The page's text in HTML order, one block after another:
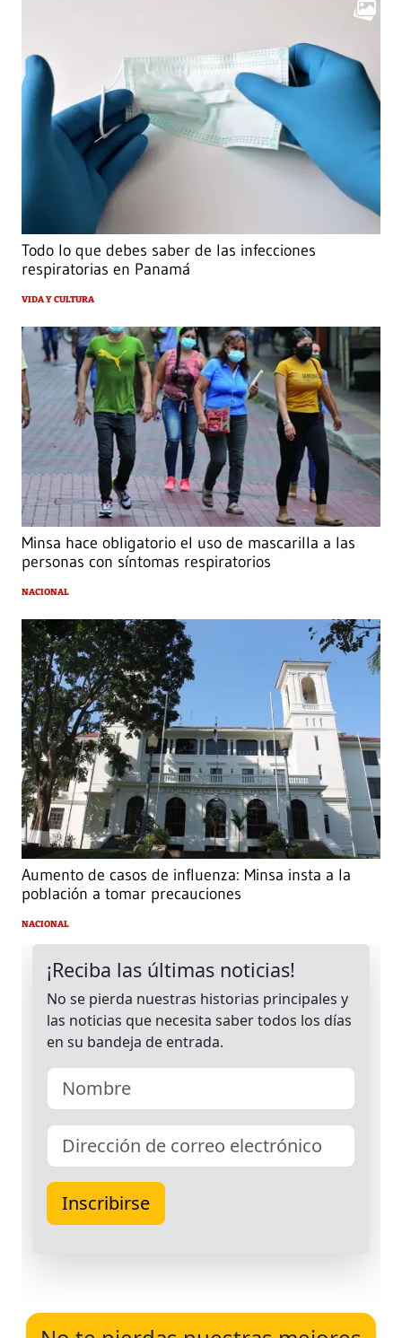
Todo lo que debes saber de las infecciones
respiratorias en Panamá
VIDA Y CULTURA
Minsa hace obligatorio el uso de mascarilla a las
personas con síntomas respiratorios
NACIONAL
Aumento de casos de influenza: Minsa insta a la
población a tomar precauciones
NACIONAL